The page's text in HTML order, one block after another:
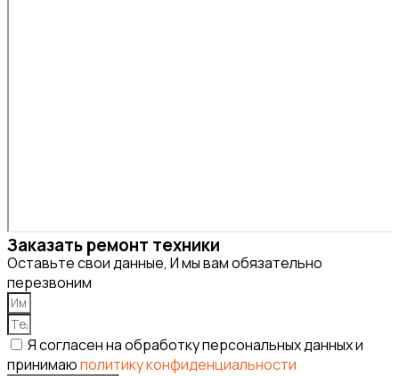
Заказать ремонт техники
Оставьте свои данные, И мы вам обязательно
перезвоним
Я согласен на обработку персональных данных и
принимаюполитику конфиденциальности